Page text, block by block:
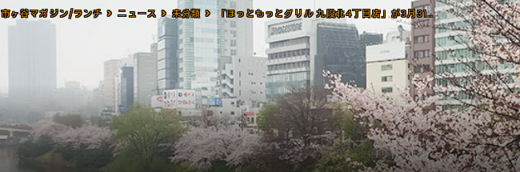
市ヶ谷マガジン/ランチ ニュース 未分類 「ほっともっとグリル 九段北4丁目店」が3月31日で「閉店」